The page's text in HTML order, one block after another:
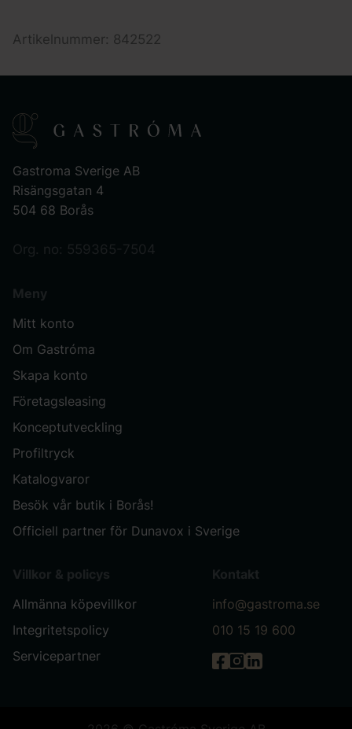
Artikelnummer: 842522
Gastroma Sverige AB
Risängsgatan 4
504 68 Borås
Org. no: 559365-7504
Meny
Mitt konto
Om Gastróma
Skapa konto
Företagsleasing
Konceptutveckling
Profiltryck
Katalogvaror
Besök vår butik i Borås!
Officiell partner för Dunavox i Sverige
Villkor & policys
Allmänna köpevillkor
Integritetspolicy
Servicepartner
Kontakt
info@gastroma.se
010 15 19 600
Gastróma på Facebook
Gastróma på
Gastróma på